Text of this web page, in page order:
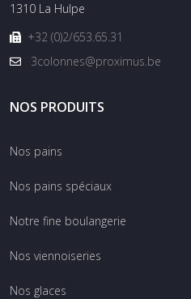
1310 La Hulpe
+32 (0)2/653.65.31
3colonnes@proximus.be
NOS PRODUITS
Nos pains
Nos pains spéciaux
Notre fine boulangerie
Nos viennoiseries
Nos glaces